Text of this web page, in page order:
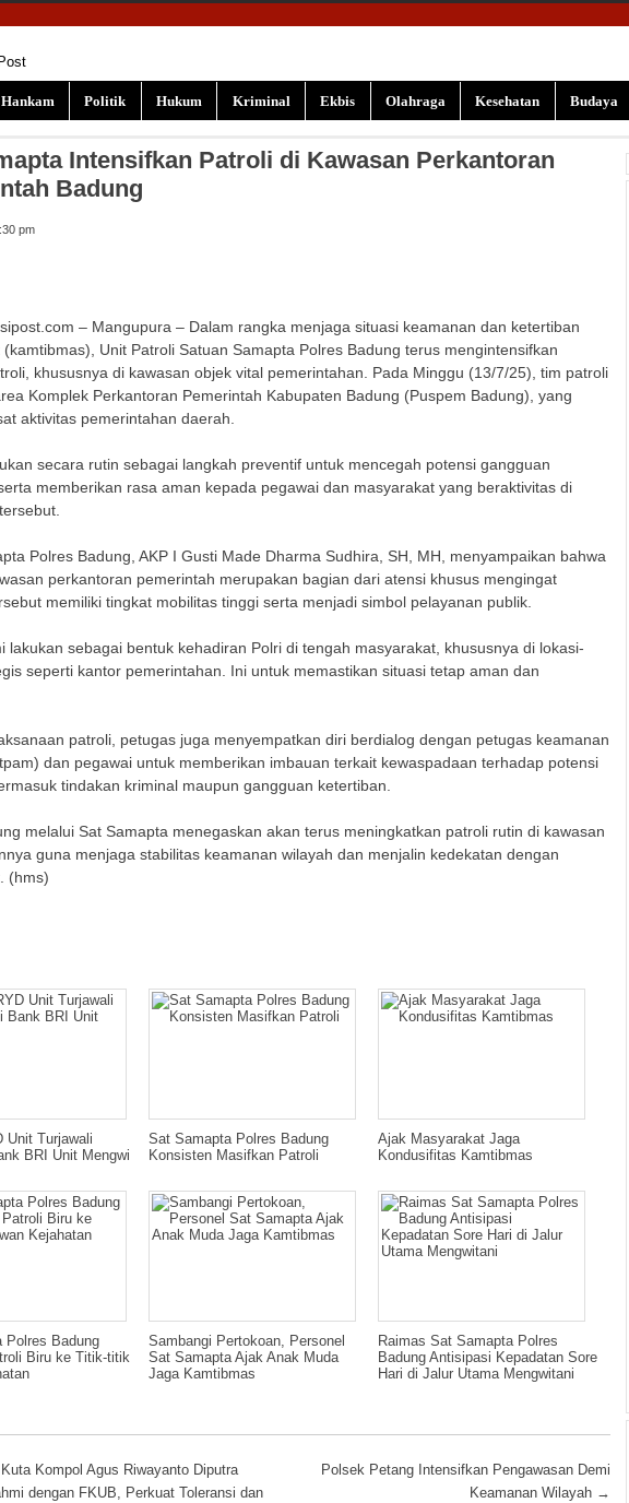
Hankam Politik Hukum Kriminal Ekbis Olahraga Kesehatan Budaya
Intensifkan Patroli di Kawasan Perkantoran
Badung
pm
– Mangupura – Dalam rangka menjaga situasi keamanan dan ketertiban
(kamtibmas), Unit Patroli Satuan Samapta Polres Badung terus mengintensifkan
khususnya di kawasan objek vital pemerintahan. Pada Minggu (13/7/25), tim patroli
Komplek Perkantoran Pemerintah Kabupaten Badung (Puspem Badung), yang
aktivitas pemerintahan daerah.
secara rutin sebagai langkah preventif untuk mencegah potensi gangguan
memberikan rasa aman kepada pegawai dan masyarakat yang beraktivitas di
Polres Badung, AKP I Gusti Made Dharma Sudhira, SH, MH, menyampaikan bahwa
perkantoran pemerintah merupakan bagian dari atensi khusus mengingat
memiliki tingkat mobilitas tinggi serta menjadi simbol pelayanan publik.
lakukan sebagai bentuk kehadiran Polri di tengah masyarakat, khususnya di lokasi-
seperti kantor pemerintahan. Ini untuk memastikan situasi tetap aman dan
patroli, petugas juga menyempatkan diri berdialog dengan petugas keamanan
dan pegawai untuk memberikan imbauan terkait kewaspadaan terhadap potensi
tindakan kriminal maupun gangguan ketertiban.
melalui Sat Samapta menegaskan akan terus meningkatkan patroli rutin di kawasan
guna menjaga stabilitas keamanan wilayah dan menjalin kedekatan dengan
(hms)
Unit Turjawali
BRI Unit Mengwi
Sat Samapta Polres Badung
Konsisten Masifkan Patroli
Ajak Masyarakat Jaga
Kondusifitas Kamtibmas
Polres Badung
Biru ke Titik-titik
Sambangi Pertokoan, Personel
Sat Samapta Ajak Anak Muda
Jaga Kamtibmas
Raimas Sat Samapta Polres
Badung Antisipasi Kepadatan Sore
Hari di Jalur Utama Mengwitani
Kompol Agus Riwayanto Diputra
dengan FKUB, Perkuat Toleransi dan
Polsek Petang Intensifkan Pengawasan Demi
Keamanan Wilayah →